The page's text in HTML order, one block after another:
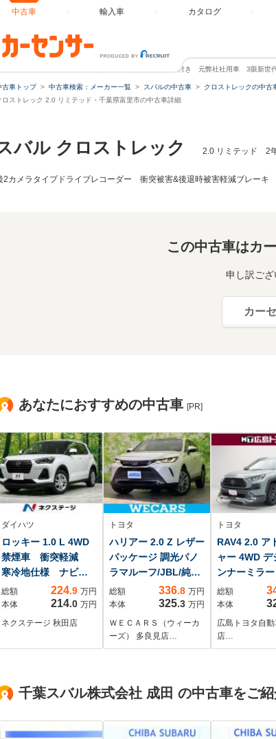
中古車 輸入車 カタログ
トレック 2.0 リミテッド 2年間走行距離無制限部分保証付き 元弊社社用車 3眼新
古車トップ
中古車検索：メーカー一覧 スバルの中古車 クロストレックの中古
ロストレック 2.0 リミテッド・千葉県富里市の中古車詳細
バル クロストレック 2.0 リミテッド 2
2カメラタイプドライブレコーダー 衝突被害&後退時被害軽減ブレーキ
この中古車はカ
申し訳ご
カー
あなたにおすすめの中古車 [PR]
ダイハツ
ロッキー 1.0 L 4WD
禁煙車 衝突軽減
寒冷地仕様 ナビ
バックカメラ
ETC コーナーセン
サー 前席シートヒ
ライト オートマチ
力端子 横滑り防止
総額 224.9 万円
本体
214.0 万円
ネクステージ 秋田店
トヨタ
ハリアー 2.0 Z レザー
パッケージ 調光パノ
ラマルーフ/JBL/純正
12.3インチ メモリー
ナビ/デジタルインナ
ーミラー/トヨタセー
フティセンス/シート
エアコン/パノラミッ
テム
総額 336.8 万円
本体
325.3 万円
ＷＥＣＡＲＳ（ウィーカ
ーズ） 多良見店…
トヨタ
RAV4 2.0 ア
ャー 4WD デ
ンナーミラ
ーバックド
ビ Bカメラ
害軽減ブレー
総額
本体
広島トヨタ自
店…
千葉スバル株式会社 成田 の中古車をご紹